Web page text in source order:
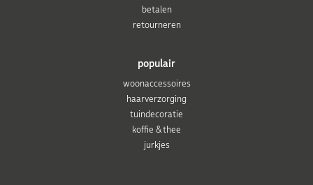
populair
woonaccessoires
haarverzorging
tuindecoratie
koffie & thee
jurkjes
betalen
retourneren